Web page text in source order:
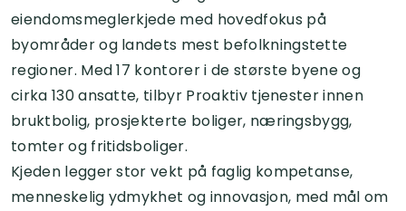
eiendomsmeglerkjede med hovedfokus på
byområder og landets mest befolkningstette
regioner. Med 17 kontorer i de største byene og
cirka 130 ansatte, tilbyr Proaktiv tjenester innen
bruktbolig, prosjekterte boliger, næringsbygg,
tomter og fritidsboliger.
Kjeden legger stor vekt på faglig kompetanse,
menneskelig ydmykhet og innovasjon, med mål om